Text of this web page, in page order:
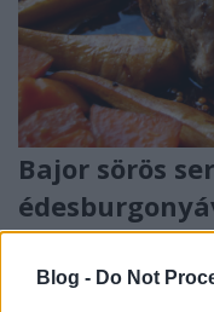
Blog - Do Not
Bajor sörös